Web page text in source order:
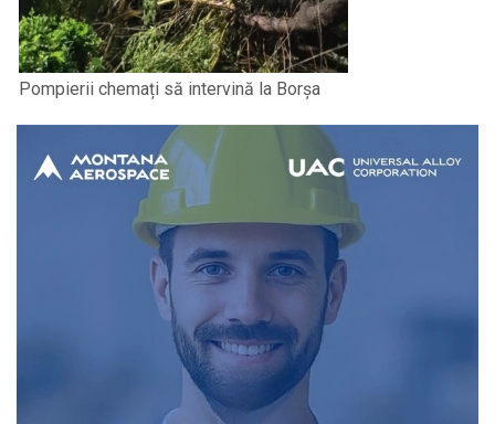
Pompierii chemați să intervină la Borșa